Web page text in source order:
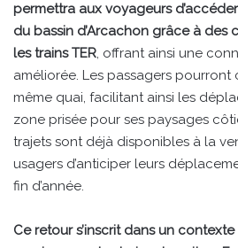
permettra aux voyageurs
du bassin d’Arcachon grâce à des
les trains TER, offrant ainsi une
améliorée. Les passagers pourront
même quai, facilitant ainsi les
zone prisée pour ses paysages
trajets sont déjà disponibles à la
usagers d’anticiper leurs
fin d’année.
Ce retour s’inscrit dans un